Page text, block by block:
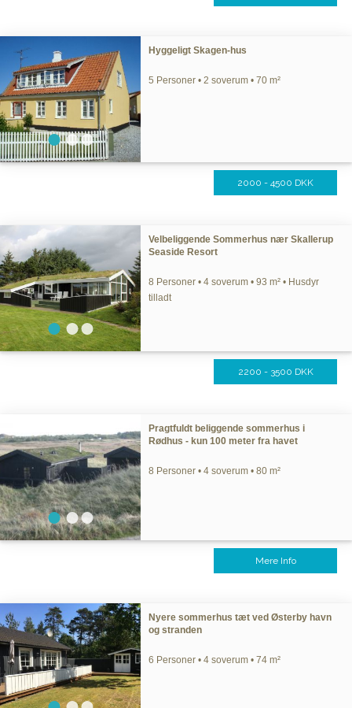
Hyggeligt Skagen-hus
5 Personer • 2 soverum • 70 m²
2000 - 4500 DKK
Velbeliggende Sommerhus nær Skallerup
Seaside Resort
8 Personer • 4 soverum • 93 m² • Husdyr
tilladt
2200 - 3500 DKK
Pragtfuldt beliggende sommerhus i
Rødhus - kun 100 meter fra havet
8 Personer • 4 soverum • 80 m²
Mere Info
Nyere sommerhus tæt ved Østerby havn
og stranden
6 Personer • 4 soverum • 74 m²